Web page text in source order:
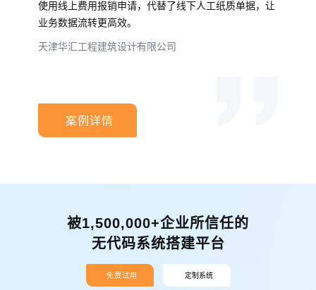
使用线上费用报销申请，代替了线下人工纸质单据，让
业务数据流转更高效。
天津华汇工程建筑设计有限公司
案例详情
被1,500,000+企业所信任的
无代码系统搭建平台
免费试用 定制系统